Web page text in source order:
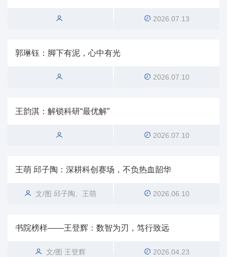
2026.07.13
郭琳钰：脚下有泥，心中有光
2026.07.10
王韵淇：解锁科研“最优解”
2026.07.10
王萌 邱子陶：深耕科创赛场，不负热血韶华
文/图 邱子陶、王萌 2026.06.10
书院榜样——王登辉：数智为刃，笃行致远
文/图 王登辉 2026.04.23